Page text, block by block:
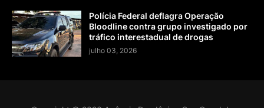
Polícia Federal deflagra Operação
Bloodline contra grupo investigado por
tráfico interestadual de drogas
julho 03, 2026